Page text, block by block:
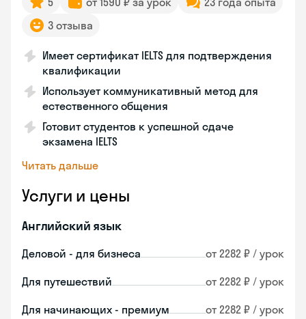
3 отзыва
Имеет сертификат IELTS для подтверждения
квалификации
Использует коммуникативный метод для
естественного общения
Готовит студентов к успешной сдаче
экзамена IELTS
Читать дальше
Услуги и цены
Английский язык
Деловой - для бизнеса от 2282 ₽ / урок
Для путешествий от 2282 ₽ / урок
Для начинающих - премиум от 2282 ₽ / урок